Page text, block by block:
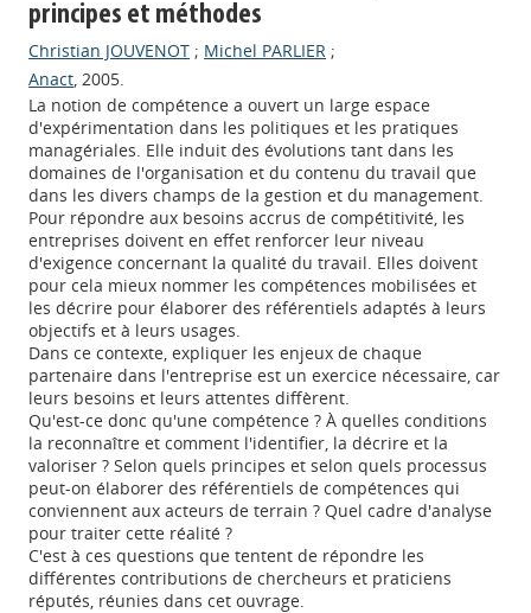
principes et méthodes
Christian JOUVENOT ; Michel PARLIER ;
Anact, 2005.
La notion de compétence a ouvert un large espace
d'expérimentation dans les politiques et les pratiques
managériales. Elle induit des évolutions tant dans les
domaines de l'organisation et du contenu du travail que
dans les divers champs de la gestion et du management.
Pour répondre aux besoins accrus de compétitivité, les
entreprises doivent en effet renforcer leur niveau
d'exigence concernant la qualité du travail. Elles doivent
pour cela mieux nommer les compétences mobilisées et
les décrire pour élaborer des référentiels adaptés à leurs
objectifs et à leurs usages.
Dans ce contexte, expliquer les enjeux de chaque
partenaire dans l'entreprise est un exercice nécessaire, car
leurs besoins et leurs attentes diffèrent.
Qu'est-ce donc qu'une compétence ? À quelles conditions
la reconnaître et comment l'identifier, la décrire et la
valoriser ? Selon quels principes et selon quels processus
peut-on élaborer des référentiels de compétences qui
conviennent aux acteurs de terrain ? Quel cadre d'analyse
pour traiter cette réalité ?
C'est à ces questions que tentent de répondre les
différentes contributions de chercheurs et praticiens
réputés, réunies dans cet ouvrage.